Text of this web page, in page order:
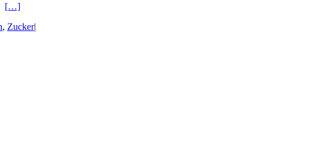
[…]
, Zucker|